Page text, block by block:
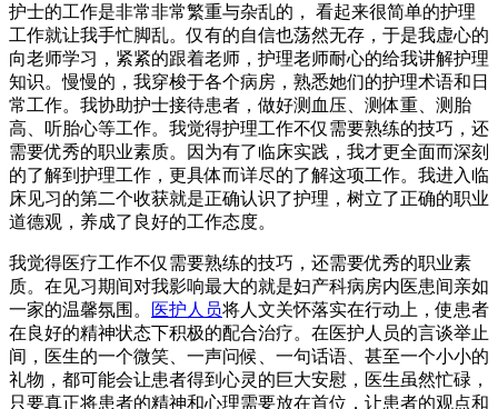
护士的工作是非常非常繁重与杂乱的， 看起来很简单的护理
工作就让我手忙脚乱。仅有的自信也荡然无存，于是我虚心的
向老师学习，紧紧的跟着老师，护理老师耐心的给我讲解护理
知识。慢慢的，我穿梭于各个病房，熟悉她们的护理术语和日
常工作。我协助护士接待患者，做好测血压、测体重、测胎
高、听胎心等工作。我觉得护理工作不仅需要熟练的技巧，还
需要优秀的职业素质。因为有了临床实践，我才更全面而深刻
的了解到护理工作，更具体而详尽的了解这项工作。我进入临
床见习的第二个收获就是正确认识了护理，树立了正确的职业
道德观，养成了良好的工作态度。
我觉得医疗工作不仅需要熟练的技巧，还需要优秀的职业素
质。在见习期间对我影响最大的就是妇产科病房内医患间亲如
一家的温馨氛围。
医护人员将人文关怀落实在行动上，使患者
在良好的精神状态下积极的配合治疗。在医护人员的言谈举止
间，医生的一个微笑、一声问候、一句话语、甚至一个小小的
礼物，都可能会让患者得到心灵的巨大安慰，医生虽然忙碌，
只要真正将患者的精神和心理需要放在首位，让患者的观点和